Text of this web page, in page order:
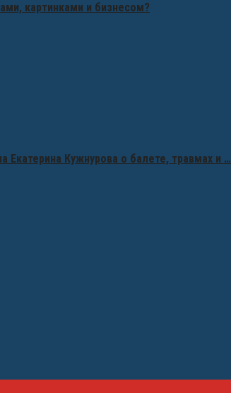
картинками и бизнесом?
Екатерина Кужнурова о балете, травмах и …